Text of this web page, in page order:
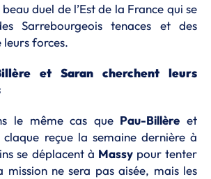
beau duel de l’Est de la France qui se
Sarrebourgeois tenaces et des
leurs forces.
et Saran cherchent leurs
le même cas que Pau-Billère et
reçue la semaine dernière à
se déplacent à Massypour tenter
mission ne sera pas aisée, mais les